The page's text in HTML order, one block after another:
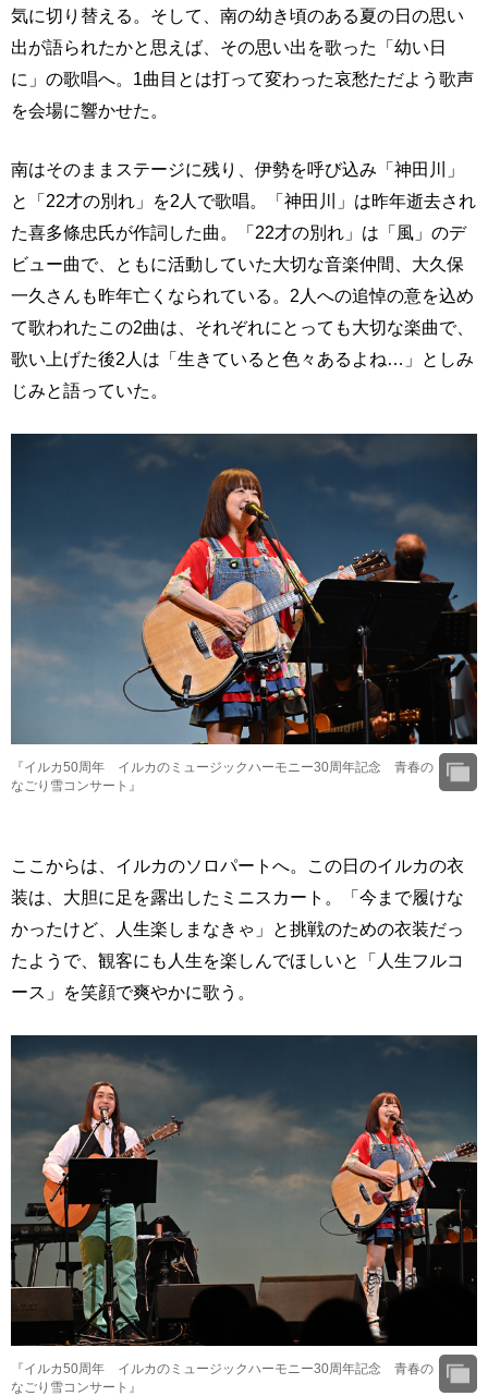
気に切り替える。そして、南の幼き頃のある夏の日の思い
出が語られたかと思えば、その思い出を歌った「幼い日
に」の歌唱へ。1曲目とは打って変わった哀愁ただよう歌声
を会場に響かせた。
南はそのままステージに残り、伊勢を呼び込み「神田川」
と「22才の別れ」を2人で歌唱。「神田川」は昨年逝去され
た喜多條忠氏が作詞した曲。「22才の別れ」は「風」のデ
ビュー曲で、ともに活動していた大切な音楽仲間、大久保
一久さんも昨年亡くなられている。2人への追悼の意を込め
て歌われたこの2曲は、それぞれにとっても大切な楽曲で、
歌い上げた後2人は「生きていると色々あるよね…」としみ
じみと語っていた。
『イルカ50周年 イルカのミュージックハーモニー30周年記念 青春の
なごり雪コンサート』
ここからは、イルカのソロパートへ。この日のイルカの衣
装は、大胆に足を露出したミニスカート。「今まで履けな
かったけど、人生楽しまなきゃ」と挑戦のための衣装だっ
たようで、観客にも人生を楽しんでほしいと「人生フルコ
ース」を笑顔で爽やかに歌う。
『イルカ50周年 イルカのミュージックハーモニー30周年記念 青春の
なごり雪コンサート』